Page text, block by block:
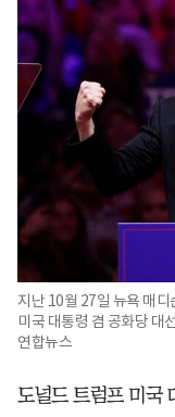
지난 10월 27일 뉴욕 매
미국 대통령 겸 공화당 대
연합뉴스
도널드 트럼프 미국